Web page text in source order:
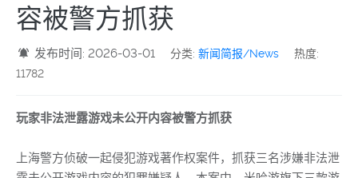
容被警方抓获
发布时间: 2026-03-01 分类:新闻简报/News
热度:
11782
玩家非法泄露游戏未公开内容被警方抓获
上海警方侦破一起侵犯游戏著作权案件，抓获三名涉嫌非法泄